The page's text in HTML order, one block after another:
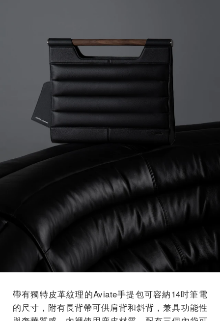
帶有獨特皮革紋理的Aviate手提包可容納14吋筆電
的尺寸，附有長背帶可供肩背和斜背，兼具功能性